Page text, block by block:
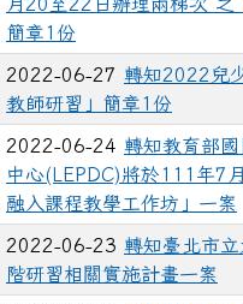
簡章1份
2022-06-27 轉知2022兒
教師研習」簡章1份
2022-06-24 轉知教育部
中心(LEPDC)將於111年7
融入課程教學工作坊」一案
2022-06-23 轉知臺北市
階研習相關實施計畫一案